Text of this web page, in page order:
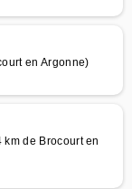
en Argonne)
de Brocourt en